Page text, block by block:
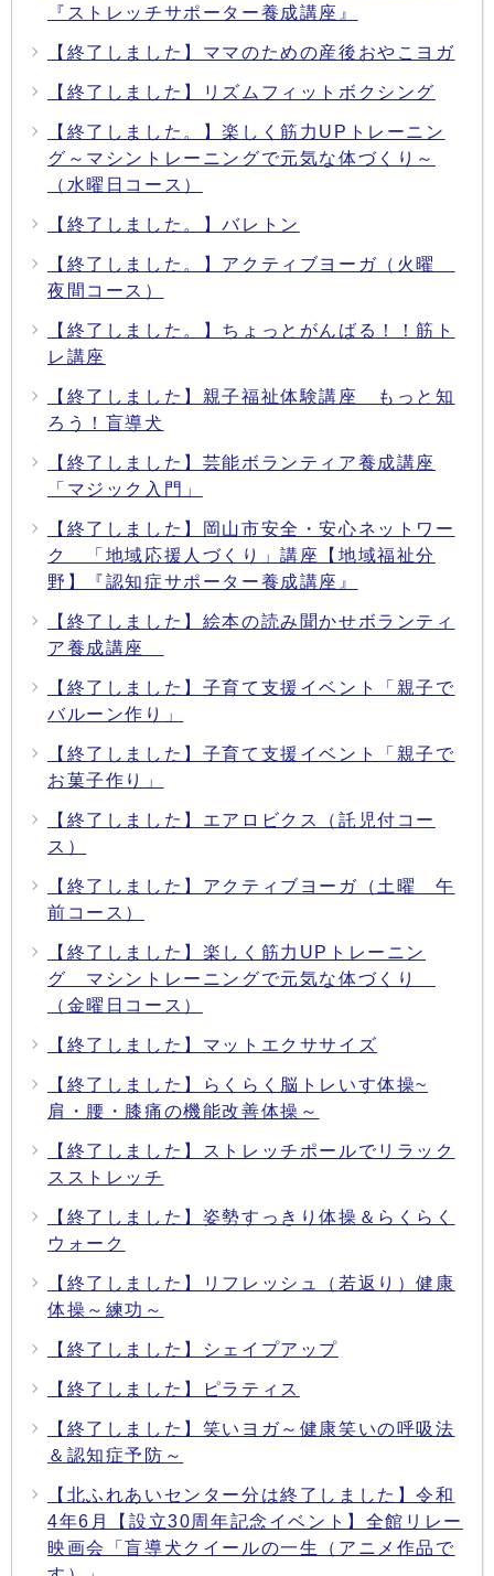
『ストレッチサポーター養成講座』
【終了しました】ママのための産後おやこヨガ
【終了しました】リズムフィットボクシング
【終了しました。】楽しく筋力UPトレーニン
グ～マシントレーニングで元気な体づくり～
（水曜日コース）
【終了しました。】バレトン
【終了しました。】アクティブヨーガ（火曜
夜間コース）
【終了しました。】ちょっとがんばる！！筋ト
レ講座
【終了しました】親子福祉体験講座 もっと知
ろう！盲導犬
【終了しました】芸能ボランティア養成講座
「マジック入門」
【終了しました】岡山市安全・安心ネットワー
ク 「地域応援人づくり」講座【地域福祉分
野】『認知症サポーター養成講座』
【終了しました】絵本の読み聞かせボランティ
ア養成講座
【終了しました】子育て支援イベント「親子で
バルーン作り」
【終了しました】子育て支援イベント「親子で
お菓子作り」
【終了しました】エアロビクス（託児付コー
ス）
【終了しました】アクティブヨーガ（土曜 午
前コース）
【終了しました】楽しく筋力UPトレーニン
グ マシントレーニングで元気な体づくり
（金曜日コース）
【終了しました】マットエクササイズ
【終了しました】らくらく脳トレいす体操~
肩・腰・膝痛の機能改善体操～
【終了しました】ストレッチポールでリラック
スストレッチ
【終了しました】姿勢すっきり体操＆らくらく
ウォーク
【終了しました】リフレッシュ（若返り）健康
体操～練功～
【終了しました】シェイプアップ
【終了しました】ピラティス
【終了しました】笑いヨガ～健康笑いの呼吸法
＆認知症予防～
【北ふれあいセンター分は終了しました】令和
4年6月【設立30周年記念イベント】全館リレー
映画会「盲導犬クイールの一生（アニメ作品で